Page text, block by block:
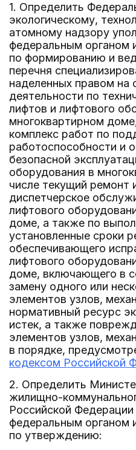
1. Определить
экологическому,
атомному надзору
федеральным органом
по формированию и
перечня
наделенных правом на
деятельности по
лифтов и лифтового
многоквартирном
комплекс работ по
работоспособности и
безопасной
оборудования в
числе текущий ремонт
диспетчерское
лифтового
доме, а также по
установленные сроки
обеспечивающего
лифтового
доме, включающего в
замену одного или
элементов узлов,
нормативный ресурс
истек, а также
элементов узлов,
в порядке,
кодексом Российской
2. Определить
жилищно-
Российской
федеральным органом
по утверждению: